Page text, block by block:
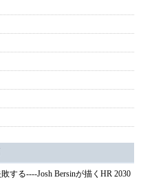
する----Josh Bersinが描くHR 2030